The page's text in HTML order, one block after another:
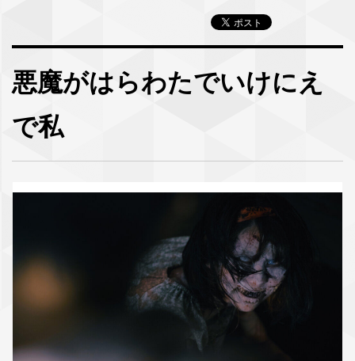
悪魔がはらわたでいけにえ
で私